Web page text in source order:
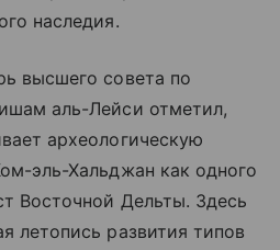
наследия.
высшего совета по
аль-Лейси отметил,
археологическую
эль-Хальджан как одного
Восточной Дельты. Здесь
летопись развития типов